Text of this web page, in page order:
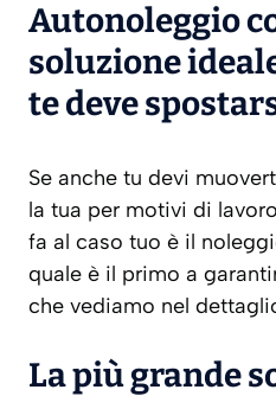
Autonoleggio
soluzione
te deve
Se anche tu devi
la tua per motivi di
fa al caso tuo è il
quale è il primo a
che vediamo nel
La più grande